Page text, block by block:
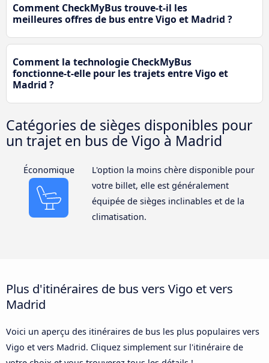
Comment CheckMyBus trouve-t-il les
meilleures offres de bus entre Vigo et Madrid ?
Comment la technologie CheckMyBus
fonctionne-t-elle pour les trajets entre Vigo et
Madrid ?
Catégories de sièges disponibles pour
un trajet en bus de Vigo à Madrid
Économique
L'option la moins chère disponible pour
votre billet, elle est généralement
équipée de sièges inclinables et de la
climatisation.
Plus d'itinéraires de bus vers Vigo et vers
Madrid
Voici un aperçu des itinéraires de bus les plus populaires vers
Vigo et vers Madrid. Cliquez simplement sur l'itinéraire de